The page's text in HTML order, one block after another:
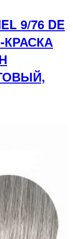
9/76 DE
КРАСКА